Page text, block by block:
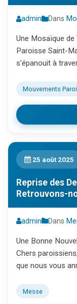
admin Dans
Une Mosaïque de
Paroisse Saint-
s'épanouit à
Mouvements
25 août 2025
Reprise des
Retrouvons-
admin Dans
Une Bonne
Chers
que nous vous
Messe